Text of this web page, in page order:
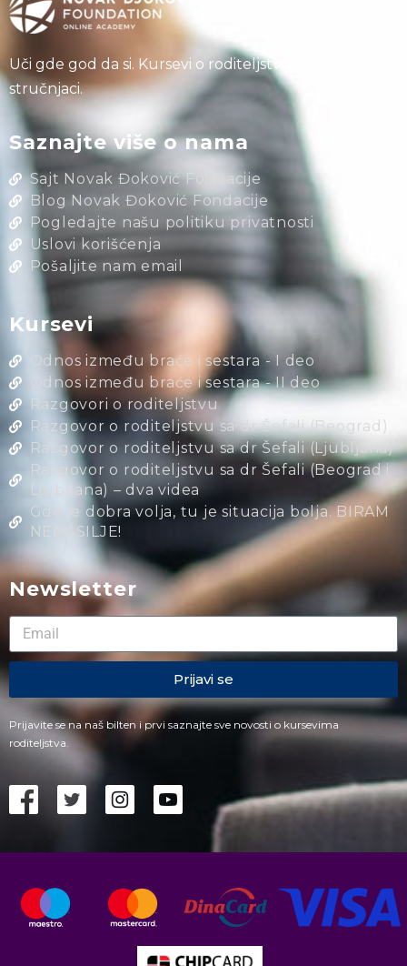
Uči gde god da si. Kursevi o roditeljstvu koje vode naši
stručnjaci.
Saznajte više o nama
Sajt Novak Đoković Fondacije
Blog Novak Đoković Fondacije
Pogledajte našu politiku privatnosti
Uslovi korišćenja
Pošaljite nam email
Kursevi
Odnos između braće i sestara - I deo
Odnos između braće i sestara - II deo
Razgovori o roditeljstvu
Razgovor o roditeljstvu sa dr Šefali (Beograd)
Razgovor o roditeljstvu sa dr Šefali (Ljubljana)
Razgovor o roditeljstvu sa dr Šefali (Beograd i
Ljubljana) – dva videa
Gde je dobra volja, tu je situacija bolja. BIRAM
NENASILJE!
Newsletter
Prijavi se
Prijavite se na naš bilten i prvi saznajte sve novosti o kursevima
roditeljstva.